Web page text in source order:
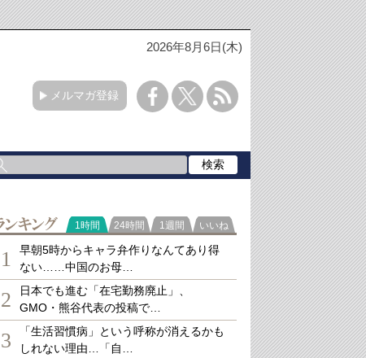
2026年8月6日(木)
メルマガ登録
ランキング
1時間 24時間 1週間 いいね
1
早朝5時からキャラ弁作りなんてあり得
ない……中国のお母…
2
日本でも進む「在宅勤務廃止」、
GMO・熊谷代表の投稿で…
3
「生活習慣病」という呼称が消えるかも
しれない理由…「自…